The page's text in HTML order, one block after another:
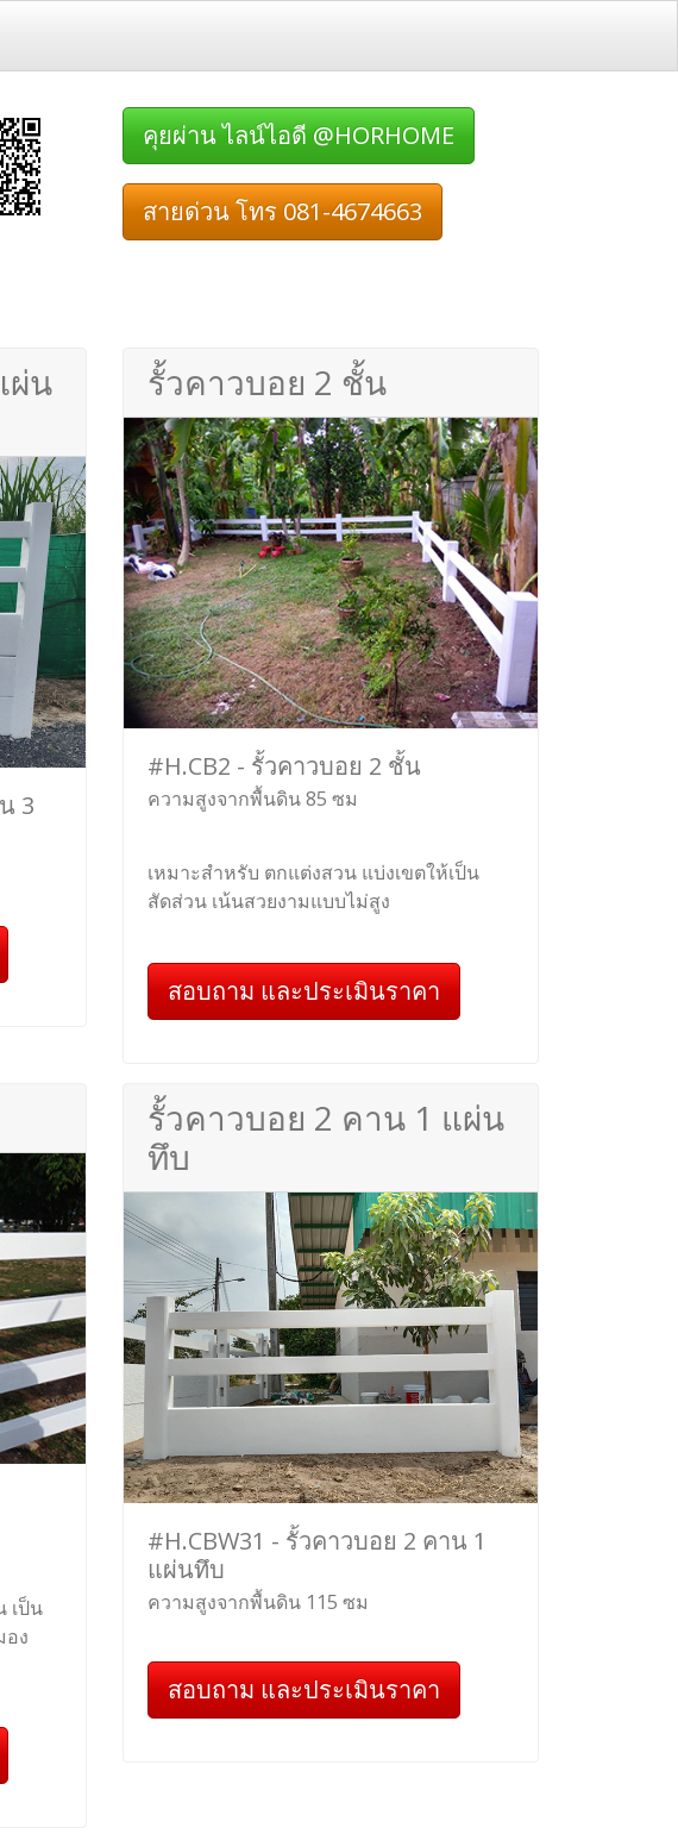
คุยผ่าน ไลน์ไอดี @HORHOME
สายด่วน โทร 081-4674663
ผ่น
3
รั้วคาวบอย 2 ชั้น
#H.CB2 - รั้วคาวบอย 2 ชั้น
ความสูงจากพื้นดิน 85 ซม
เหมาะสำหรับ ตกแต่งสวน แบ่งเขตให้เป็น
สัดส่วน เน้นสวยงามแบบไม่สูง
สอบถาม และประเมินราคา
เป็น
ง
รั้วคาวบอย 2 คาน 1 แผ่น
ทึบ
#H.CBW31 - รั้วคาวบอย 2 คาน 1
แผ่นทึบ
ความสูงจากพื้นดิน 115 ซม
สอบถาม และประเมินราคา